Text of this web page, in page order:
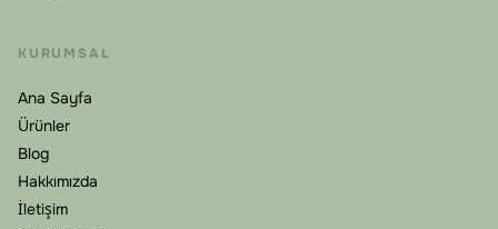
KURUMSAL
Ana Sayfa
Ürünler
Blog
Hakkımızda
İletişim